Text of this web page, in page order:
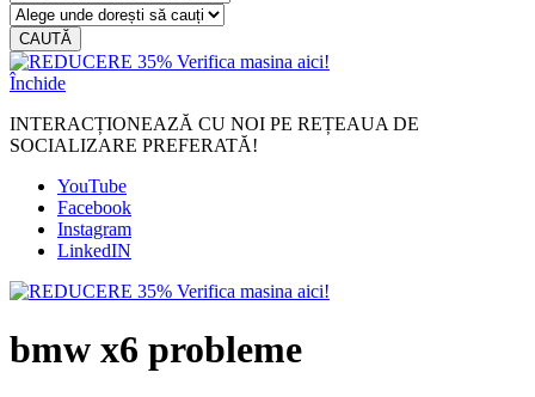
CAUTĂ
Închide
INTERACȚIONEAZĂ CU NOI PE REȚEAUA DE
SOCIALIZARE PREFERATĂ!
YouTube
Facebook
Instagram
LinkedIN
bmw x6 probleme